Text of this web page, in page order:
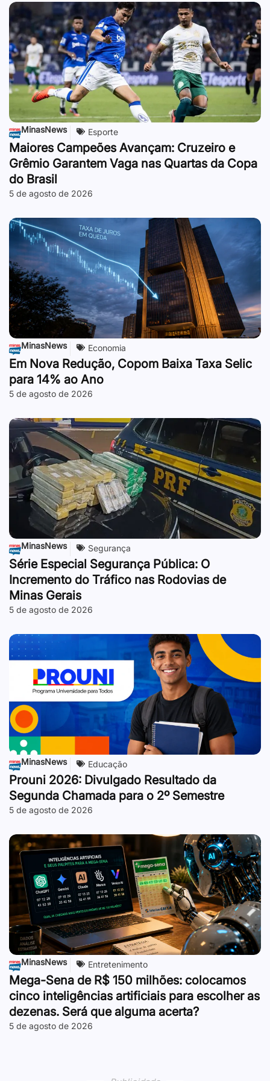
MinasNews Esporte
Maiores Campeões Avançam: Cruzeiro e
Grêmio Garantem Vaga nas Quartas da Copa
do Brasil
5 de agosto de 2026
MinasNews Economia
Em Nova Redução, Copom Baixa Taxa Selic
para 14% ao Ano
5 de agosto de 2026
MinasNews Segurança
Série Especial Segurança Pública: O
Incremento do Tráfico nas Rodovias de
Minas Gerais
5 de agosto de 2026
MinasNews Educação
Prouni 2026: Divulgado Resultado da
Segunda Chamada para o 2º Semestre
5 de agosto de 2026
MinasNews Entretenimento
Mega-Sena de R$ 150 milhões: colocamos
cinco inteligências artificiais para escolher as
dezenas. Será que alguma acerta?
5 de agosto de 2026